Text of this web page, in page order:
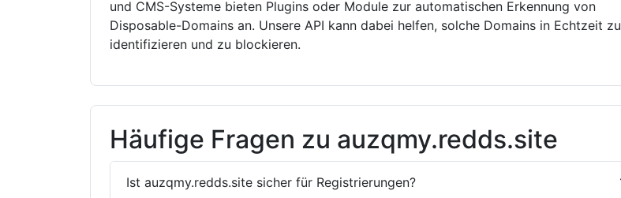
und CMS-Systeme bieten Plugins oder Module zur automatischen Erkennung von
Disposable-Domains an. Unsere API kann dabei helfen, solche Domains in Echtzeit zu
identifizieren und zu blockieren.
Häufige Fragen zu auzqmy.redds.site
Ist auzqmy.redds.site sicher für Registrierungen?